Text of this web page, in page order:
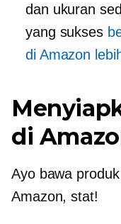
dan ukuran
yang sukses
di Amazon
di
Ayo bawa
Amazon, stat!